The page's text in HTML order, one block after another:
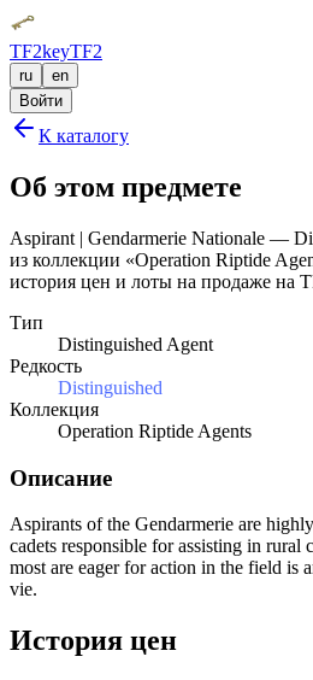
TF2keyTF2
ru
en
Войти
К каталогу
Об этом предмете
Aspirant | Gendarmerie Nationale —
из коллекции «Operation Riptide
история цен и лоты на продаже на
Тип
Distinguished Agent
Редкость
Distinguished
Коллекция
Operation Riptide Agents
Описание
Aspirants of the Gendarmerie are
cadets responsible for assisting in rural
most are eager for action in the field is
vie.
История цен